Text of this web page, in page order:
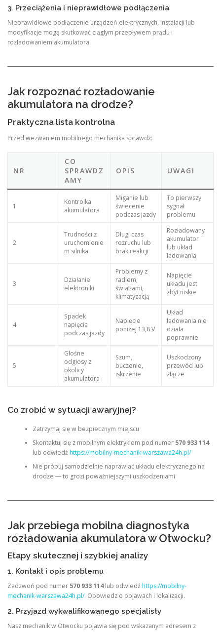
3. Przeciążenia i nieprawidłowe podłączenia
Nieprawidłowe podłączenie urządzeń elektrycznych, instalacji lub
modyfikacje mogą skutkować ciągłym przepływem prądu i
rozładowaniem akumulatora.
Jak rozpoznać rozładowanie
akumulatora na drodze?
Praktyczna lista kontrolna
Przed wezwaniem mobilnego mechanika sprawdź:
NR
CO
SPRAWDZ
AMY
OPIS UWAGI
1
Kontrolka
akumulatora
Miganie lub
świecenie
podczas jazdy
To pierwszy
sygnał
problemu
2
Trudności z
uruchomienie
m silnika
Długi czas
rozruchu lub
brak reakcji
Rozładowany
akumulator
lub układ
ładowania
3
Działanie
elektroniki
Problemy z
radiem,
światłami,
klimatyzacją
Napięcie
układu jest
zbyt niskie
4
Spadek
napięcia
podczas jazdy
Napięcie
poniżej 13,8 V
Układ
ładowania nie
działa
poprawnie
5
Głośne
odgłosy z
okolicy
akumulatora
Szum,
buczenie,
iskrzenie
Uszkodzony
przewód lub
złącze
Co zrobić w sytuacji awaryjnej?
Zatrzymaj się w bezpiecznym miejscu
Skontaktuj się z mobilnym elektrykiem pod numer 570 933 114
lub odwiedźhttps://mobilny-mechanik-warszawa24h.pl/
Nie próbuj samodzielnie naprawiać układu elektrycznego na
drodze — to grozi poważniejszymi uszkodzeniami
Jak przebiega mobilna diagnostyka
rozładowania akumulatora w Otwocku?
Etapy skutecznej i szybkiej analizy
1. Kontakt i opis problemu
Zadzwoń pod numer 570 933 114lub odwiedźhttps://mobilny-
mechanik-warszawa24h.pl/. Opowiedz o objawach i lokalizacji.
2. Przyjazd wykwalifikowanego specjalisty
Nasz mechanik w Otwocku pojawia się pod wskazanym adresem z